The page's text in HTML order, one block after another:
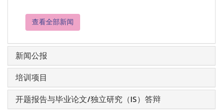
查看全部新闻
新闻公报
培训项目
开题报告与毕业论文/独立研究（IS）答辩